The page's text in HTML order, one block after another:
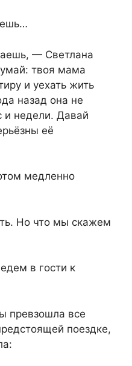
— Светлана
твоя мама
и уехать жить
назад она не
и недели. Давай
её
медленно
Но что мы скажем
в гости к
превзошла все
поездке,